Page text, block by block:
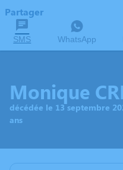
Partager
SMS WhatsApp
Monique
décédée le 13 septembre
ans